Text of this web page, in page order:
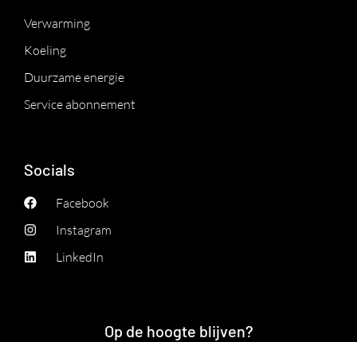
Verwarming
Koeling
Duurzame energie
Service abonnement
Socials
Facebook
Instagram
LinkedIn
Op de hoogte blijven?